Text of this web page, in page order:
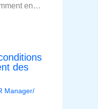
en…
des
Manager/